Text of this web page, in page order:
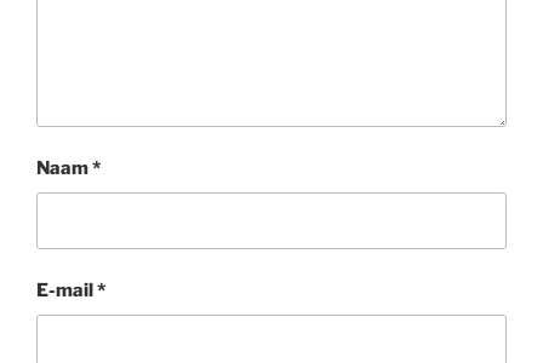
Naam*
E-mail*